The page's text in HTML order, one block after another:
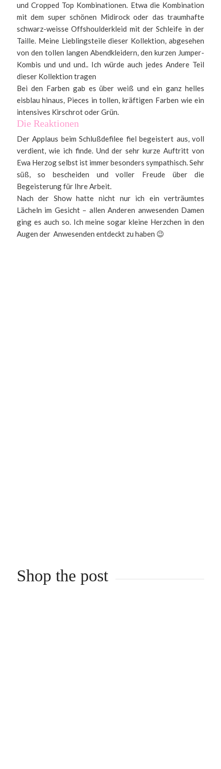
und Cropped Top Kombinationen. Etwa die Kombination
mit dem super schönen Midirock oder das traumhafte
schwarz-weisse Offshoulderkleid mit der Schleife in der
Taille. Meine Lieblingsteile dieser Kollektion, abgesehen
von den tollen langen Abendkleidern, den kurzen Jumper-
Kombis und und und.. Ich würde auch jedes Andere Teil
dieser Kollektion tragen
Bei den Farben gab es über weiß und ein ganz helles
eisblau hinaus, Pieces in tollen, kräftigen Farben wie ein
intensives Kirschrot oder Grün.
Die Reaktionen
Der Applaus beim Schlußdefilee fiel begeistert aus, voll
verdient, wie ich finde. Und der sehr kurze Auftritt von
Ewa Herzog selbst ist immer besonders sympathisch. Sehr
süß, so bescheiden und voller Freude über die
Begeisterung für Ihre Arbeit.
Nach der Show hatte nicht nur ich ein verträumtes
Lächeln im Gesicht – allen Anderen anwesenden Damen
ging es auch so. Ich meine sogar kleine Herzchen in den
Augen der Anwesenden entdeckt zu haben 😉
Shop the post